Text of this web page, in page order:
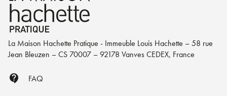
La Maison Hachette Pratique - Immeuble Louis Hachette – 58 rue
Jean Bleuzen – CS 70007 – 92178 Vanves CEDEX, France
contact_support FAQ